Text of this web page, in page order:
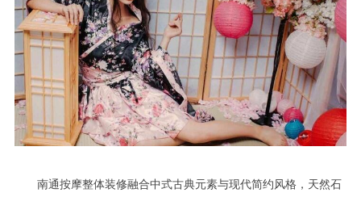
南通按摩整体装修融合中式古典元素与现代简约风格，天然石